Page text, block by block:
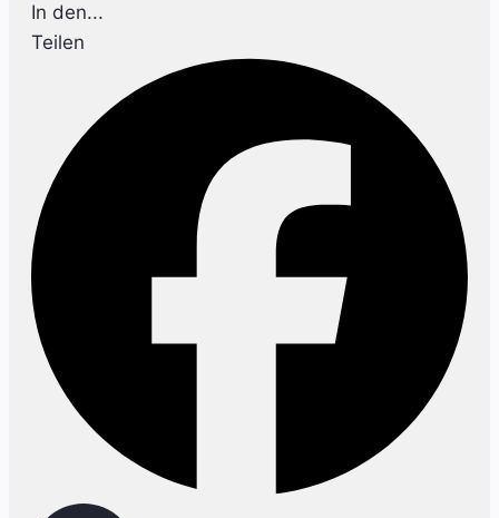
In den...
Teilen